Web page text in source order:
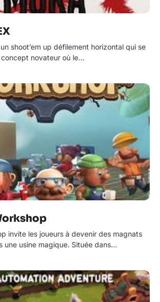
shoot’em up défilement horizontal qui se
novateur où le…
invite les joueurs à devenir des magnats
une usine magique. Située dans…